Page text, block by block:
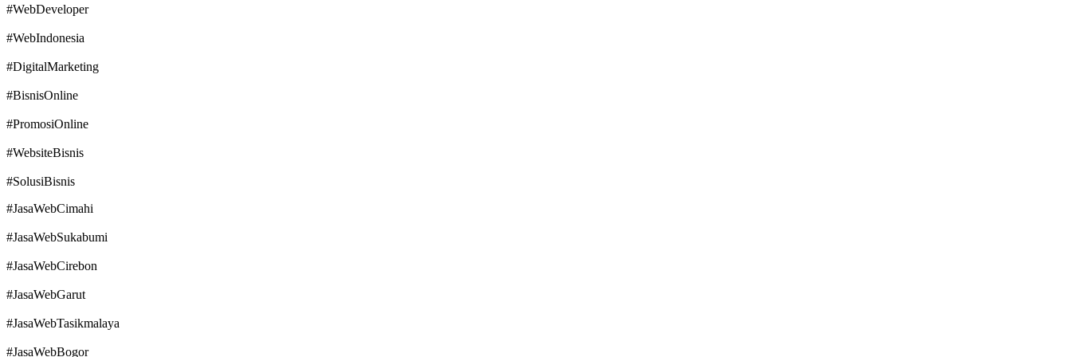
#WebDeveloper
#WebIndonesia
#DigitalMarketing
#BisnisOnline
#PromosiOnline
#WebsiteBisnis
#SolusiBisnis
#JasaWebCimahi
#JasaWebSukabumi
#JasaWebCirebon
#JasaWebGarut
#JasaWebTasikmalaya
#JasaWebBogor